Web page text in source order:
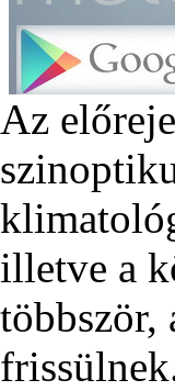
Az
illetve a
többször,